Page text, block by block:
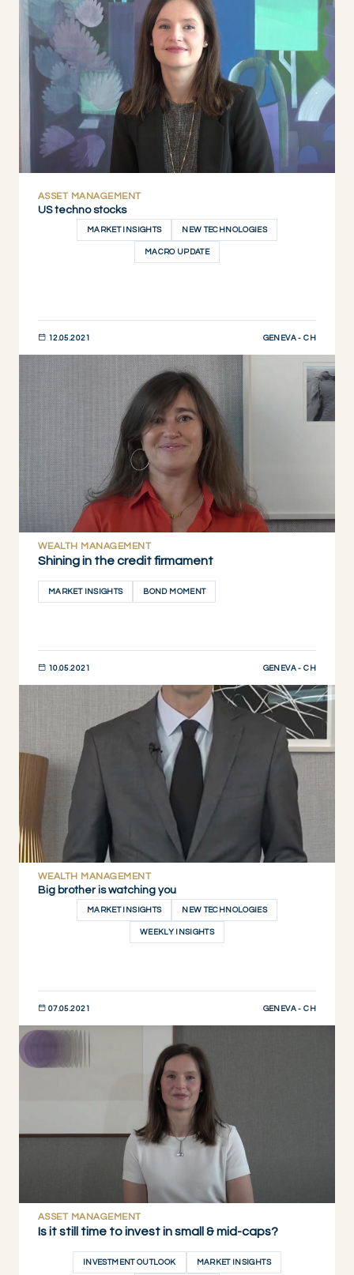
JETZT ENTDECKEN
ASSET MANAGEMENT
US techno stocks
MARKET INSIGHTS NEW TECHNOLOGIES
MACRO UPDATE
12.05.2021 GENEVA - CH
JETZT ENTDECKEN
WEALTH MANAGEMENT
Shining in the credit firmament
MARKET INSIGHTS BOND MOMENT
10.05.2021 GENEVA - CH
JETZT ENTDECKEN
WEALTH MANAGEMENT
Big brother is watching you
MARKET INSIGHTS NEW TECHNOLOGIES
WEEKLY INSIGHTS
07.05.2021 GENEVA - CH
ASSET MANAGEMENT
Is it still time to invest in small & mid-caps?
INVESTMENT OUTLOOK MARKET INSIGHTS